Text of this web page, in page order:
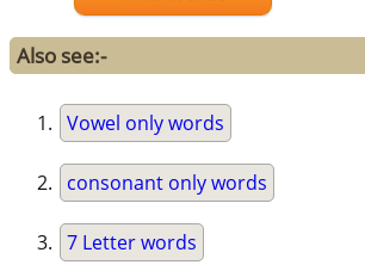
Also see:-
Vowel only words
consonant only words
7 Letter words